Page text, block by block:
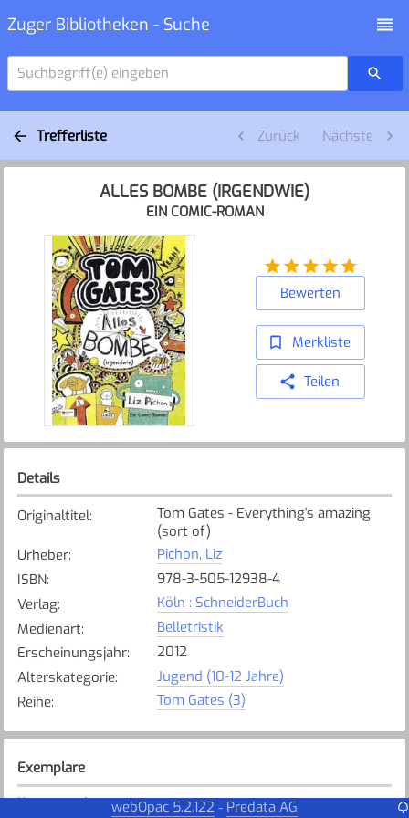
Zuger Bibliotheken - Suche
Suchbegriff(e) eingeben
Trefferliste Zurück Nächste
ALLES BOMBE (IRGENDWIE)
EIN COMIC-ROMAN
Bewerten
Merkliste
Teilen
Details
Originaltitel:
Tom Gates - Everything's amazing
(sort of)
Urheber:
Pichon, Liz
ISBN:
978-3-505-12938-4
Verlag:
Köln : SchneiderBuch
Medienart:
Belletristik
Erscheinungsjahr:
2012
Alterskategorie:
Jugend (10-12 Jahre)
Reihe: Tom Gates (3)
Exemplare
Karte anzeigenwebOpac 5.2.122 - Predata AG